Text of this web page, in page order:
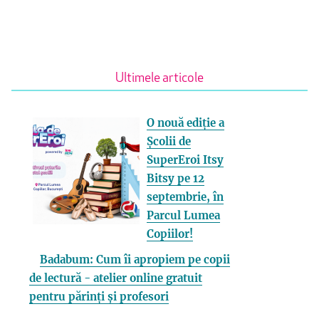
Ultimele articole
O nouă ediție a
Școlii de
SuperEroi Itsy
Bitsy pe 12
septembrie, în
Parcul Lumea
Copiilor!
Badabum: Cum îi apropiem pe copii
de lectură - atelier online gratuit
pentru părinți și profesori